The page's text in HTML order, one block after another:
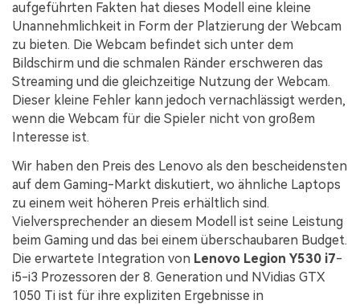
aufgeführten Fakten hat dieses Modell eine kleine
Unannehmlichkeit in Form der Platzierung der Webcam
zu bieten. Die Webcam befindet sich unter dem
Bildschirm und die schmalen Ränder erschweren das
Streaming und die gleichzeitige Nutzung der Webcam.
Dieser kleine Fehler kann jedoch vernachlässigt werden,
wenn die Webcam für die Spieler nicht von großem
Interesse ist.
Wir haben den Preis des Lenovo als den bescheidensten
auf dem Gaming-Markt diskutiert, wo ähnliche Laptops
zu einem weit höheren Preis erhältlich sind.
Vielversprechender an diesem Modell ist seine Leistung
beim Gaming und das bei einem überschaubaren Budget.
Die erwartete Integration von Lenovo Legion Y530 i7-
i5-i3 Prozessoren der 8. Generation und NVidias GTX
1050 Ti ist für ihre expliziten Ergebnisse in